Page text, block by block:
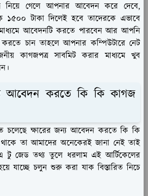
নিয়ে গেলে আপনার আবেদন করে দেবে,
১৫০০ টাকা দিলেই হবে তাদেরকে এভাবে
আবেদনটি করতে পারবেন আর আপনি
চান তাহলে আপনার কম্পিউটারে নেট
কাগজপত্র সাবমিট করার মাধ্যমে খুব
আবেদন করতে কি কি কাগজ
ক্ষারের জন্য আবেদন করতে কি কি
তা আমাদের অনেকেরই জানা নেই তাই
টু জেড তথ্য তুলে ধরলাম এই আর্টিকেলের
যাচ্ছে চলুন শুরু করা যাক বিস্তারিত নিচে